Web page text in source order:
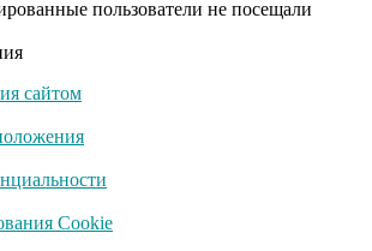
пользователи не посещали
сайтом
Cookie